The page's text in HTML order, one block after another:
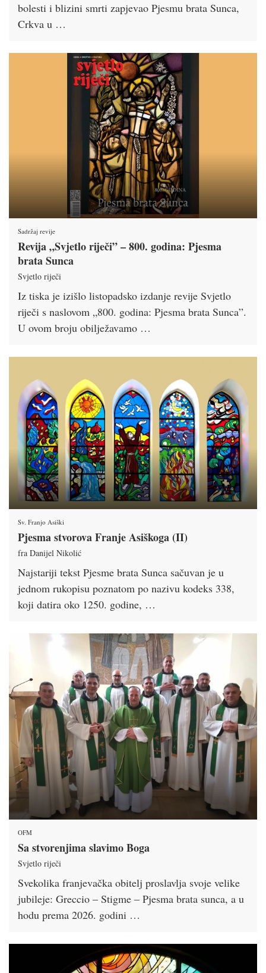
bolesti i blizini smrti zapjevao Pjesmu brata Sunca,
Crkva u …
Sadržaj revije
Revija „Svjetlo riječi” – 800. godina: Pjesma
brata Sunca
Svjetlo riječi
Iz tiska je izišlo listopadsko izdanje revije Svjetlo
riječi s naslovom „800. godina: Pjesma brata Sunca”.
U ovom broju obilježavamo …
Sv. Franjo Asiški
Pjesma stvorova Franje Asiškoga (II)
fra Danijel Nikolić
Najstariji tekst Pjesme brata Sunca sačuvan je u
jednom rukopisu poznatom po nazivu kodeks 338,
koji datira oko 1250. godine, …
OFM
Sa stvorenjima slavimo Boga
Svjetlo riječi
Svekolika franjevačka obitelj proslavlja svoje velike
jubileje: Greccio – Stigme – Pjesma brata sunca, a u
hodu prema 2026. godini …